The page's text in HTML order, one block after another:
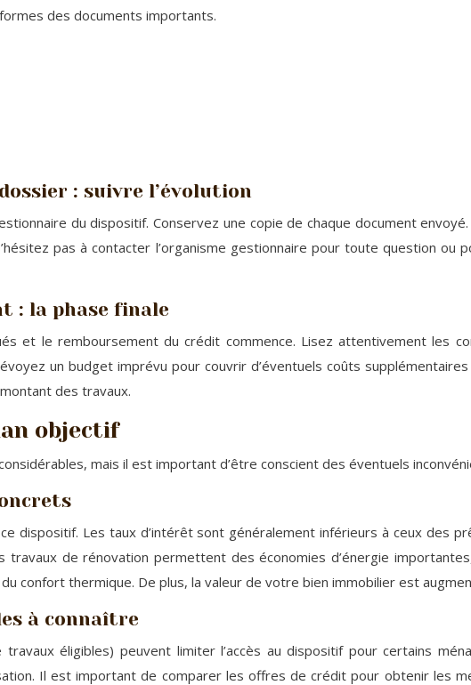
des documents importants.
: suivre l’évolution
du dispositif. Conservez une copie de chaque document
pas à contacter l’organisme gestionnaire pour toute question ou
: la phase finale
et le remboursement du crédit commence. Lisez attentivement les
un budget imprévu pour couvrir d’éventuels coûts
des travaux.
objectif
mais il est important d’être conscient des éventuels
dispositif. Les taux d’intérêt sont généralement inférieurs à ceux des
de rénovation permettent des économies d’énergie
confort thermique. De plus, la valeur de votre bien immobilier est
à connaître
éligibles) peuvent limiter l’accès au dispositif pour certains
Il est important de comparer les offres de crédit pour obtenir les